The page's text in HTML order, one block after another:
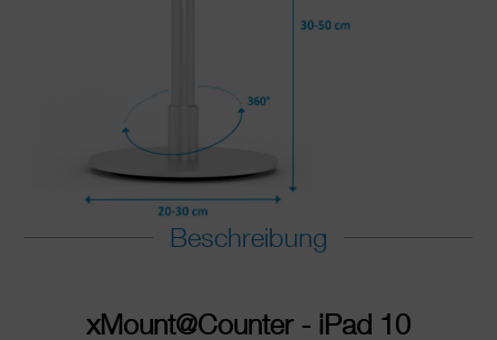
Beschreibung
xMount@Counter - iPad 10